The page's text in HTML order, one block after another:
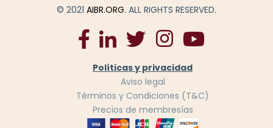
© 2021 AIBR.ORG. ALL RIGHTS RESERVED.
Políticas y privacidad
Aviso legal
Términos y Condiciones (T&C)
Precios de membresías